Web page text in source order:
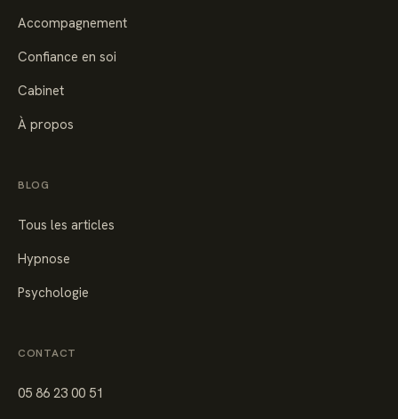
Accompagnement
Confiance en soi
Cabinet
À propos
BLOG
Tous les articles
Hypnose
Psychologie
CONTACT
05 86 23 00 51